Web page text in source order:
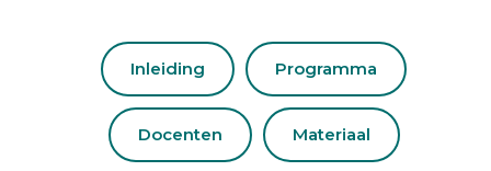
Inleiding Programma
Docenten Materiaal